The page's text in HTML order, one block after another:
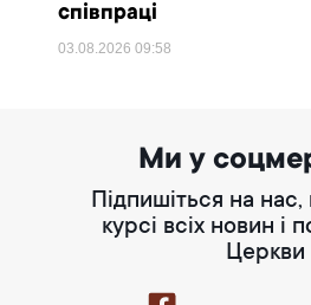
співпраці
03.08.202609:58
Ми у
Підпишіться на
курсі всіх новин і
Церкви